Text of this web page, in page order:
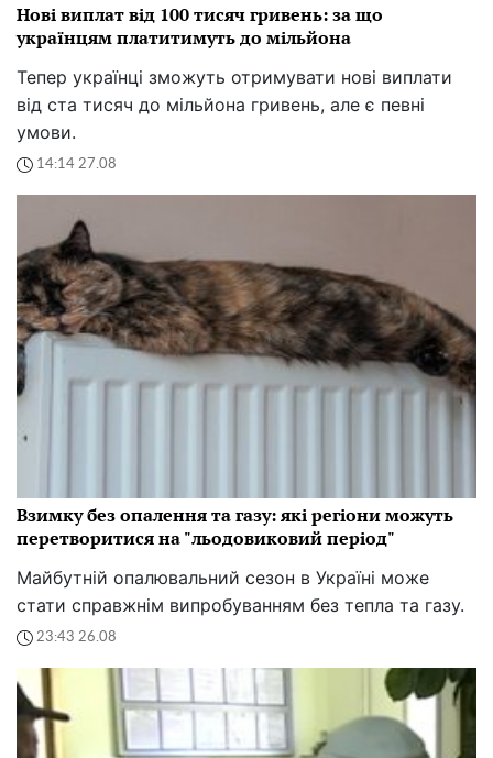
Нові виплат від 100 тисяч гривень: за що
українцям платитимуть до мільйона
Тепер українці зможуть отримувати нові виплати
від ста тисяч до мільйона гривень, але є певні
умови.
14:14 27.08
Взимку без опалення та газу: які регіони можуть
перетворитися на "льодовиковий період"
Майбутній опалювальний сезон в Україні може
стати справжнім випробуванням без тепла та газу.
23:43 26.08